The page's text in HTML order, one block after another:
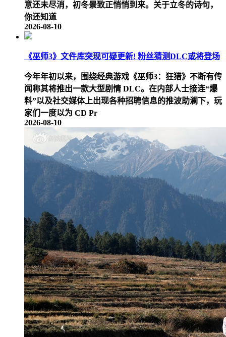
意还未尽消，初冬景致正悄悄到来。关于立冬的诗句，
你还知道
2026-08-10
《巫师3》文件库突现可疑更新! 粉丝猜测DLC或将登场
今年年初以来，围绕经典游戏《巫师3：狂猎》不断有传
闻称其将推出一款大型剧情 DLC。在内部人士接连“爆
料”以及社交媒体上出现各种招聘信息的推波助澜下，玩
家们一度以为 CD Pr
2026-08-10